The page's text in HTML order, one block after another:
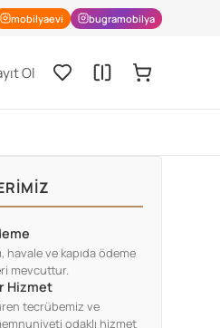
mobilyaevi bugramobilya
Ol
havale ve kapıda ödeme
mevcuttur.
Hizmet
tecrübemiz ve
odaklı hizmet
Archive -https://